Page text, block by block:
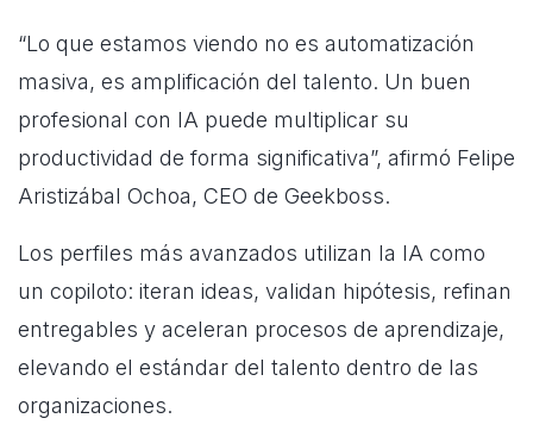
“Lo que estamos viendo no es automatización
masiva, es amplificación del talento. Un buen
profesional con IA puede multiplicar su
productividad de forma significativa”, afirmó Felipe
Aristizábal Ochoa, CEO de Geekboss.
Los perfiles más avanzados utilizan la IA como
un copiloto: iteran ideas, validan hipótesis, refinan
entregables y aceleran procesos de aprendizaje,
elevando el estándar del talento dentro de las
organizaciones.